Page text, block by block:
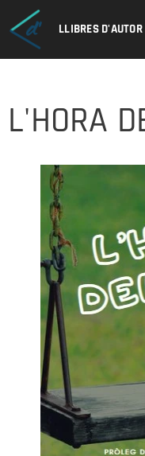
LLIBRES D'AUTOR
L'HORA